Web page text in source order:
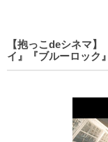
【抱っこdeシネマ
イ』『ブルーロック